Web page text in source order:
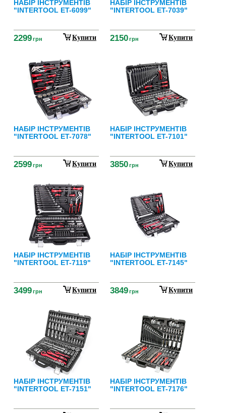
НАБІР ІНСТРУМЕНТІВ
"INTERTOOL ET-6099"
2299грн Купити
НАБІР ІНСТРУМЕНТІВ
"INTERTOOL ET-7039"
2150грн Купити
НАБІР ІНСТРУМЕНТІВ
"INTERTOOL ET-7078"
2599грн Купити
НАБІР ІНСТРУМЕНТІВ
"INTERTOOL ET-7101"
3850грн Купити
НАБІР ІНСТРУМЕНТІВ
"INTERTOOL ET-7119"
3499грн Купити
НАБІР ІНСТРУМЕНТІВ
"INTERTOOL ET-7145"
3849грн Купити
НАБІР ІНСТРУМЕНТІВ
"INTERTOOL ET-7151"
НАБІР ІНСТРУМЕНТІВ
"INTERTOOL ET-7176"